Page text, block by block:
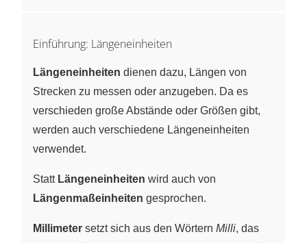
Einführung: Längeneinheiten
Längeneinheiten dienen dazu, Längen von
Strecken zu messen oder anzugeben. Da es
verschieden große Abstände oder Größen gibt,
werden auch verschiedene Längeneinheiten
verwendet.
Statt Längeneinheiten wird auch von
Längenmaßeinheiten gesprochen.
Millimeter setzt sich aus den Wörtern Milli, das